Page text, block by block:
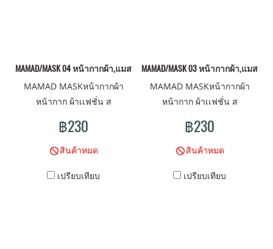
MAMAD/MASK 04 หน้ากากผ้า,แมสผ้า,ผ้าปิดจมูก
MAMAD MASKหน้ากากผ้า
หน้ากาก ผ้าเเฟชั่น ส
ไม่เหมือนใคร มาพร้อม คุณภาพ
ผ้าเนื้อดี พร้อมปกป้องคุณ
ผ้าไมโครสะท้อนละอองน้ำ กับ
฿230
สินค้าหมด
เปรียบเทียบ
MAMAD/MASK 03 หน้ากากผ้า,แมสผ้
MAMAD MASKหน้ากากผ้า
หน้ากาก ผ้าเเฟชั่น ส
ไม่เหมือนใคร มาพร้อม คุณภาพ
ผ้าเนื้อดี พร้อมปกป้องคุณ
฿230
สินค้าหมด
เปรียบเทียบ